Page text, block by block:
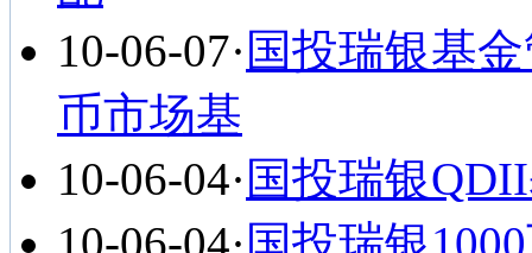
10-06-07· 国投瑞银基
币市场基
10-06-04· 国投瑞银
10-06-04· 国投瑞银